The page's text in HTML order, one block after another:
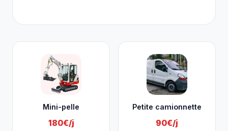
Mini-pelle
180€/j
Petite camionnette
90€/j